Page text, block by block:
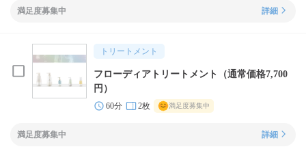
満足度募集中 詳細
トリートメント
フローディアトリートメント（通常価格7,700
円）
60分 2枚 満足度募集中
満足度募集中 詳細